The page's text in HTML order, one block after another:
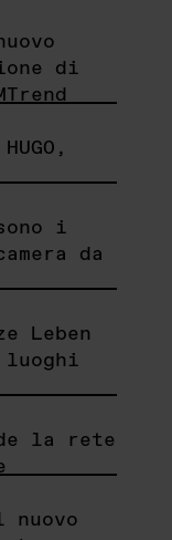
di
sono i
da
Leben
la rete